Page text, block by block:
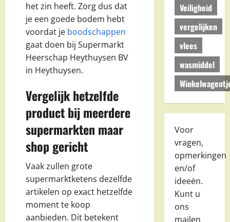
het zin heeft. Zorg dus dat
je een goede bodem hebt
voordat je boodschappen
gaat doen bij Supermarkt
Heerschap Heythuysen BV
in Heythuysen.
Vergelijk hetzelfde
product bij meerdere
supermarkten maar
shop gericht
Vaak zullen grote
supermarktketens dezelfde
artikelen op exact hetzelfde
moment te koop
aanbieden. Dit betekent
Veiligheid
vergelijken
vlees
wasmiddel
Voor
vragen,
opmerkingen
en/of
ideeën.
Kunt u
ons
mailen